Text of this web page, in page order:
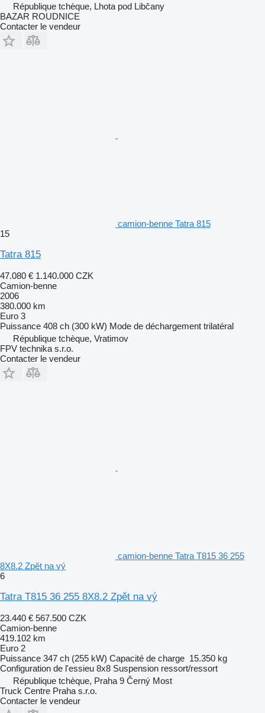
République tchèque, Lhota pod Libčany
BAZAR ROUDNICE
Contacter le vendeur
camion-benne Tatra 815
15
Tatra 815
47.080 € 1.140.000 CZK
Camion-benne
2006
380.000 km
Euro 3
Puissance 408 ch (300 kW) Mode de déchargement trilatéral
République tchèque, Vratimov
FPV technika s.r.o.
Contacter le vendeur
camion-benne Tatra T815 36 255
8X8.2 Zpět na vý
6
Tatra T815 36 255 8X8.2 Zpět na vý
23.440 € 567.500 CZK
Camion-benne
419.102 km
Euro 2
Puissance 347 ch (255 kW) Capacité de charge 15.350 kg
Configuration de l'essieu 8x8 Suspension ressort/ressort
République tchèque, Praha 9 Černý Most
Truck Centre Praha s.r.o.
Contacter le vendeur